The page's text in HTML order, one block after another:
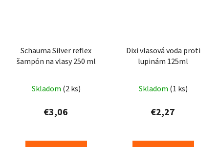
Schauma Silver reflex
šampón na vlasy 250 ml
Skladom (2 ks)
€3,06
Dixi vlasová voda proti
lupinám 125ml
Skladom (1 ks)
€2,27